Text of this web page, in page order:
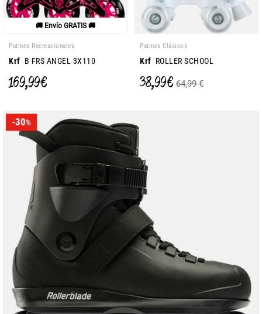
🚚 Envío GRATIS 🚚
Patines Recreacionales
Krf B FRS ANGEL 3X110
169,99 €
Patines Clásicos
Krf ROLLER SCHOOL
38,99 € 64,99 €
-30%